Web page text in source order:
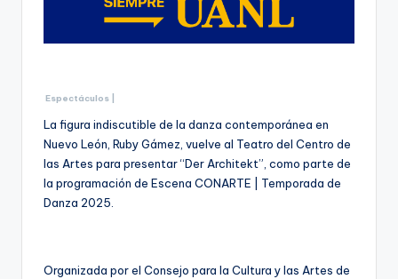
Espectáculos |
La figura indiscutible de la danza contemporánea en
Nuevo León, Ruby Gámez, vuelve al Teatro del Centro de
las Artes para presentar “Der Architekt”, como parte de
la programación de Escena CONARTE | Temporada de
Danza 2025.
Organizada por el Consejo para la Cultura y las Artes de